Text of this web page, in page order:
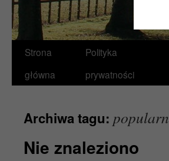
Przejdź
do
Strona
główna
Polityka
prywatności
Archiwa tagu:
Nie znaleziono